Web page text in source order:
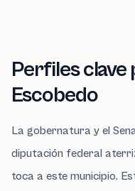
Perfiles clave
Escobedo
La gobernatura y el
diputación federal
toca a este municipio.